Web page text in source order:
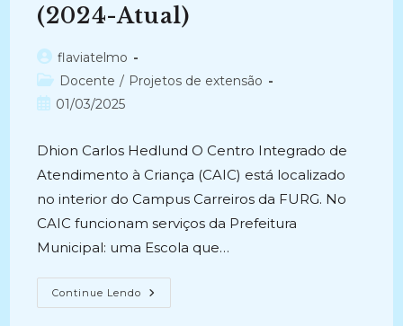
(2024-Atual)
Autor
do
post:
flaviatelmo
Categoria
do
Docente / Projetos de extensão
Post01/03/2025
Dhion Carlos Hedlund O Centro Integrado de
Atendimento à Criança (CAIC) está localizado
no interior do Campus Carreiros da FURG. No
CAIC funcionam serviços da Prefeitura
Municipal: uma Escola que…
Continue Lendo AÇÕES
PARA